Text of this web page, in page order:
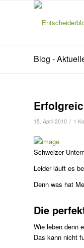
Blog -
15. April 2010 / 1
Schweizer
Leider läuft es
Denn was hat
Die
Wie leben denn
Das kann nicht